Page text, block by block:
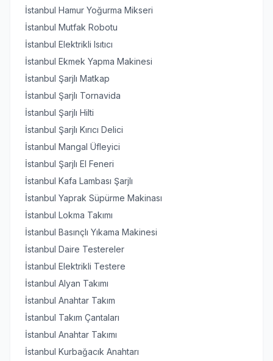
İstanbul Hamur Yoğurma Mikseri
İstanbul Mutfak Robotu
İstanbul Elektrikli Isıtıcı
İstanbul Ekmek Yapma Makinesi
İstanbul Şarjlı Matkap
İstanbul Şarjlı Tornavida
İstanbul Şarjlı Hilti
İstanbul Şarjlı Kırıcı Delici
İstanbul Mangal Üfleyici
İstanbul Şarjlı El Feneri
İstanbul Kafa Lambası Şarjlı
İstanbul Yaprak Süpürme Makinası
İstanbul Lokma Takımı
İstanbul Basınçlı Yıkama Makinesi
İstanbul Daire Testereler
İstanbul Elektrikli Testere
İstanbul Alyan Takımı
İstanbul Anahtar Takım
İstanbul Takım Çantaları
İstanbul Anahtar Takımı
İstanbul Kurbağacık Anahtarı